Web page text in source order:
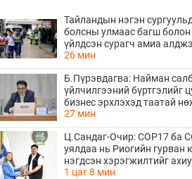
Тайландын нэгэн
болсны улмаас багш болон
үйлдсэн сурагч амиа
26 мин
Б.Пүрэвдагва: Найман
үйлчилгээний бүртгэлийг
бизнес эрхлэхэд таатай
27 мин
Ц.Сандаг-Очир: COP17 ба
уялдаа нь Риогийн гурван
нэгдсэн хэрэгжилтийг
алхам болно
1 цаг 8 мин